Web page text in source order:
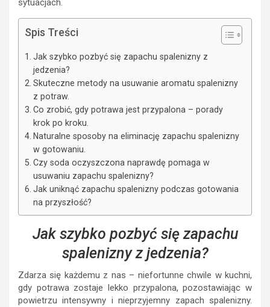
sytuacjach.
Spis Treści
Jak szybko pozbyć się zapachu spalenizny z
jedzenia?
Skuteczne metody na usuwanie aromatu spalenizny
z potraw.
Co zrobić, gdy potrawa jest przypalona – porady
krok po kroku.
Naturalne sposoby na eliminację zapachu spalenizny
w gotowaniu.
Czy soda oczyszczona naprawdę pomaga w
usuwaniu zapachu spalenizny?
Jak uniknąć zapachu spalenizny podczas gotowania
na przyszłość?
Jak szybko pozbyć się zapachu
spalenizny z jedzenia?
Zdarza się każdemu z nas – niefortunne chwile w kuchni,
gdy potrawa zostaje lekko przypalona, pozostawiając w
powietrzu intensywny i nieprzyjemny zapach spalenizny.